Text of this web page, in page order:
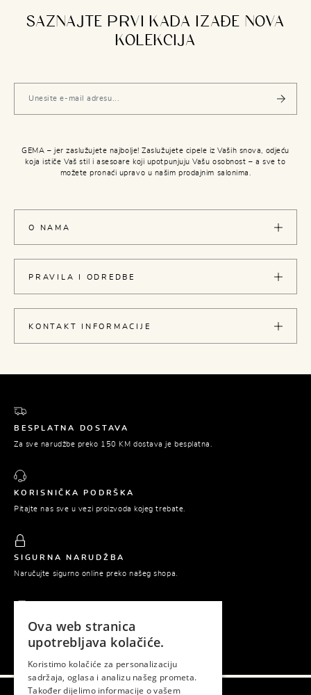
SAZNAJTE PRVI KADA IZAĐE NOVA
KOLEKCIJA
GEMA – jer zaslužujete najbolje! Zaslužujete cipele iz Vaših snova, odjeću
koja ističe Vaš stil i asesoare koji upotpunjuju Vašu osobnost – a sve to
možete pronaći upravo u našim prodajnim salonima.
O NAMA
PRAVILA I ODREDBE
KONTAKT INFORMACIJE
BESPLATNA DOSTAVA
Za sve narudžbe preko 150 KM dostava je besplatna.
KORISNIČKA PODRŠKA
Pitajte nas sve u vezi proizvoda kojeg trebate.
SIGURNA NARUDŽBA
Naručujte sigurno online preko našeg shopa.
PLAĆANJE POUZEĆEM
Platite tek prilikom preuzimanja naručene robe.
Ova web stranica
upotrebljava kolačiće.
Koristimo kolačiće za personalizaciju
sadržaja, oglasa i analizu našeg prometa.
Također dijelimo informacije o vašem